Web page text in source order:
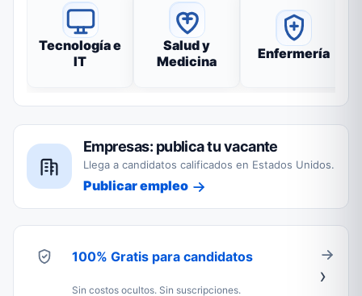
Tecnología e
IT
Salud y
Medicina
Enfermería
Empresas: publica tu vacante
Llega a candidatos calificados en Estados Unidos.
Publicar empleo
100% Gratis para candidatos
Sin costos ocultos. Sin suscripciones.